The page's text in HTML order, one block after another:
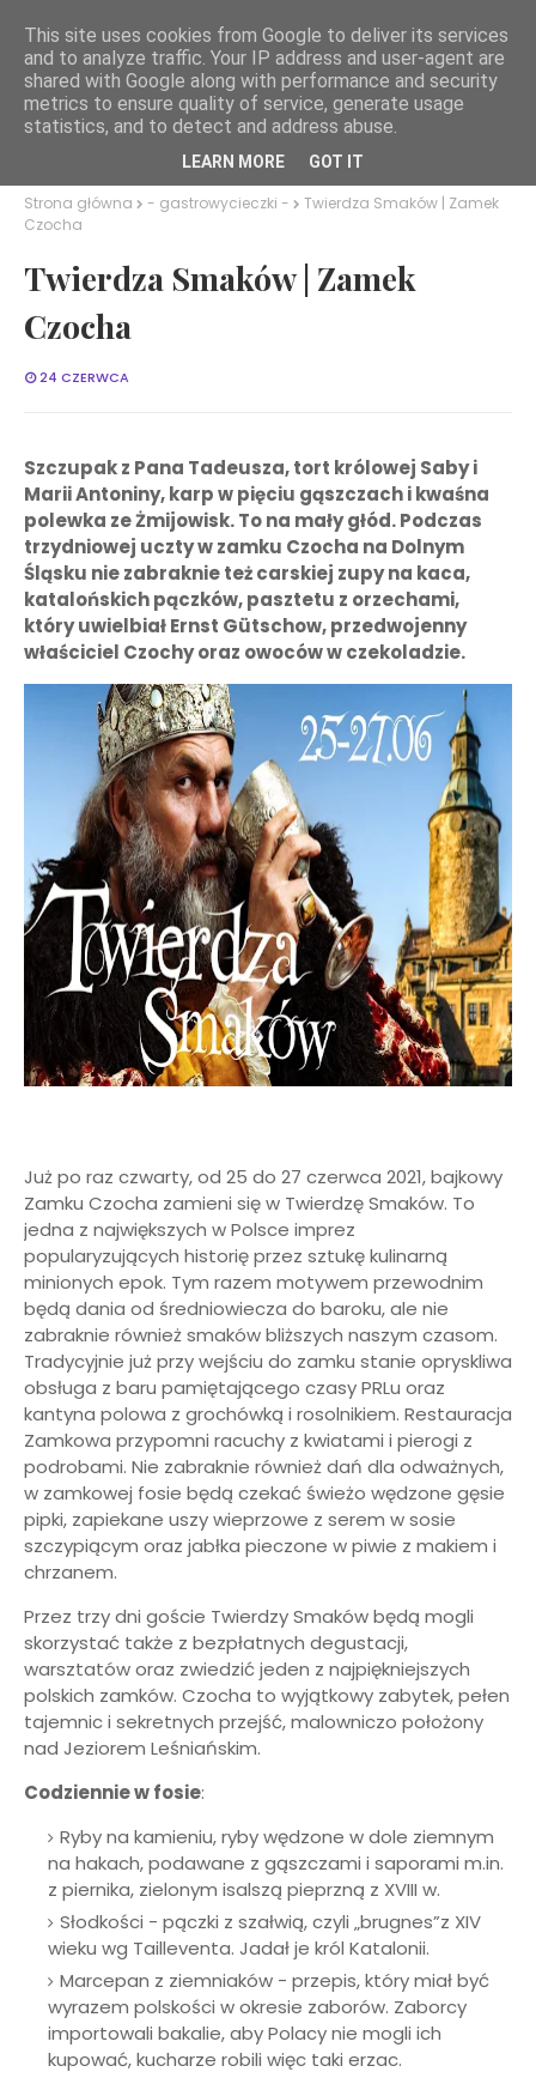
Smaki Dolnego Śląska
Strona główna - gastrowycieczki -
Twierdza Smaków | Zamek
Czocha
Twierdza Smaków | Zamek
Czocha
24 CZERWCA
Szczupak z Pana Tadeusza, tort królowej Saby i
Marii Antoniny, karp w pięciu gąszczach i kwaśna
polewka ze Żmijowisk. To na mały głód. Podczas
trzydniowej uczty w zamku Czocha na Dolnym
Śląsku nie zabraknie też carskiej zupy na kaca,
katalońskich pączków, pasztetu z orzechami,
który uwielbiał Ernst Gütschow, przedwojenny
właściciel Czochy oraz owoców w czekoladzie.
Już po raz czwarty, od 25 do 27 czerwca 2021, bajkowy
Zamku Czocha zamieni się w Twierdzę Smaków. To
jedna z największych w Polsce imprez
popularyzujących historię przez sztukę kulinarną
minionych epok. Tym razem motywem przewodnim
będą dania od średniowiecza do baroku, ale nie
zabraknie również smaków bliższych naszym czasom.
Tradycyjnie już przy wejściu do zamku stanie opryskliwa
obsługa z baru pamiętającego czasy PRLu oraz
kantyna polowa z grochówką i rosolnikiem. Restauracja
Zamkowa przypomni racuchy z kwiatami i pierogi z
podrobami. Nie zabraknie również dań dla odważnych,
w zamkowej fosie będą czekać świeżo wędzone gęsie
pipki, zapiekane uszy wieprzowe z serem w sosie
szczypiącym oraz jabłka pieczone w piwie z makiem i
chrzanem.
Przez trzy dni goście Twierdzy Smaków będą mogli
skorzystać także z bezpłatnych degustacji,
warsztatów oraz zwiedzić jeden z najpiękniejszych
polskich zamków. Czocha to wyjątkowy zabytek, pełen
tajemnic i sekretnych przejść, malowniczo położony
nad Jeziorem Leśniańskim.
Codziennie w fosie:
Ryby na kamieniu, ryby wędzone w dole ziemnym
na hakach, podawane z gąszczami i saporami m.in.
z piernika, zielonym isalszą pieprzną z XVIII w.
Słodkości - pączki z szałwią, czyli „brugnes”z XIV
wieku wg Tailleventa. Jadał je król Katalonii.
Marcepan z ziemniaków - przepis, który miał być
wyrazem polskości w okresie zaborów. Zaborcy
importowali bakalie, aby Polacy nie mogli ich
kupować, kucharze robili więc taki erzac.
This site uses cookies from Google to deliver its services
and to analyze traffic. Your IP address and user-agent are
shared with Google along with performance and security
metrics to ensure quality of service, generate usage
statistics, and to detect and address abuse.
LEARN MORE GOT IT